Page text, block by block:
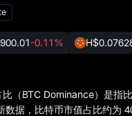
-0.11% H
比（BTC Dominance）是指
数据，比特币市值占比约为